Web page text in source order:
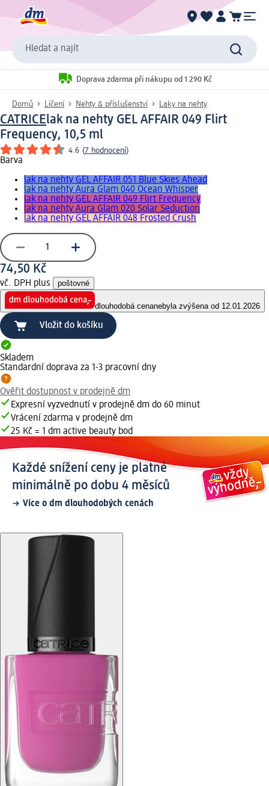
Hledat a najít
Doprava zdarma při nákupu od 1 290 Kč
Domů Líčení Nehty & příslušenství Laky na nehty
CATRICElak na nehty GEL AFFAIR 049 Flirt
Frequency, 10,5 ml
4.6 (7 hodnocení)
Barva
lak na nehty GEL AFFAIR 051 Blue Skies Ahead
lak na nehty Aura Glam 040 Ocean Whisper
lak na nehty GEL AFFAIR 049 Flirt Frequency
lak na nehty Aura Glam 020 Solar Seduction
lak na nehty GEL AFFAIR 048 Frosted Crush
74,50 Kč
vč. DPH plus poštovné
dlouhodobá cenanebyla zvýšena od 12.01.2026
Vložit do košíku
Skladem
Standardní doprava za 1-3 pracovní dny
Ověřit dostupnost v prodejně dm
Expresní vyzvednutí v prodejně dm do 60 minut
Vrácení zdarma v prodejně dm
25 Kč = 1 dm active beauty bod
Každé snížení ceny je platné
minimálně po dobu 4 měsíců
Více o dm dlouhodobých cenách